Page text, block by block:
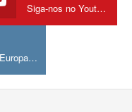
Siga-nos no Youtube
Instagram Europamos